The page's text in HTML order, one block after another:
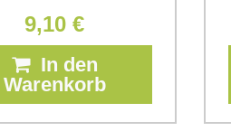
9,10 €
In den
Warenkorb